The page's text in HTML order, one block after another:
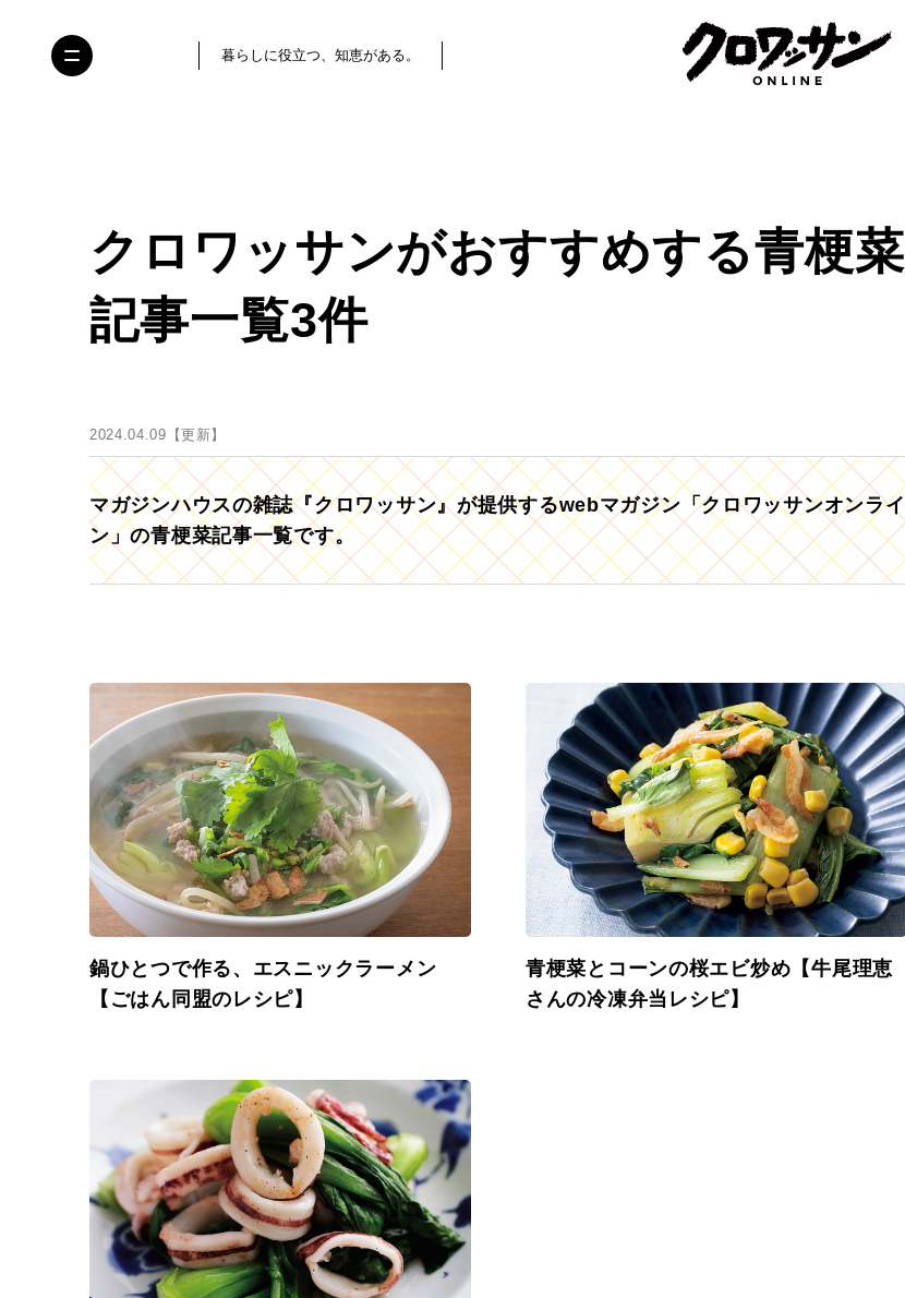
暮らしに役立つ、知恵がある。
クロワッサンがおすすめする青梗菜
記事一覧3件
2024.04.09【更新】
マガジンハウスの雑誌『クロワッサン』が提供するwebマガジン「クロワッサンオンライ
ン」の青梗菜記事一覧です。
鍋ひとつで作る、エスニックラーメン
【ごはん同盟のレシピ】
青梗菜とコーンの桜エビ炒め【牛尾理恵
さんの冷凍弁当レシピ】